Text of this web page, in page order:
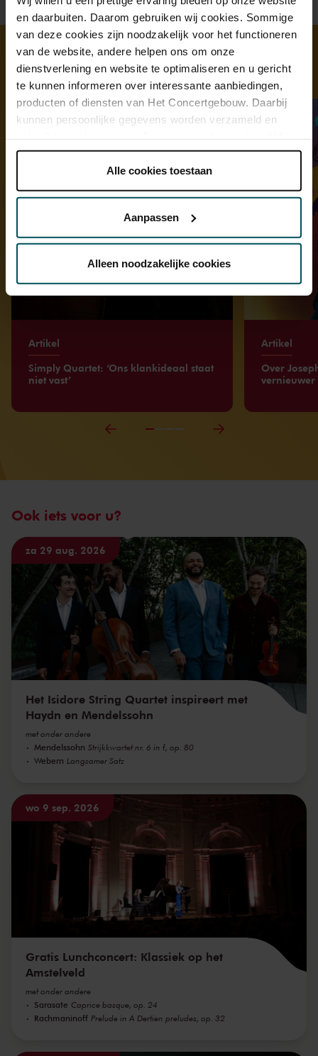
en daarbuiten. Daarom gebruiken wij cookies. Sommige
van deze cookies zijn noodzakelijk voor het functioneren
van de website, andere helpen ons om onze
dienstverlening en website te optimaliseren en u gericht
te kunnen informeren over interessante aanbiedingen,
producten of diensten van Het Concertgebouw. Daarbij
kunnen persoonlijke gegevens worden verzameld en
onder 'aanpassen' zelf welke cookies wij mogen
Lees onze cookieverklaring hier. Lees onze
Via decookieverklaringop onze website kunt u uw
kunnen ontvangen en verwerken.
Alle cookies toestaan
Aanpassen
Alleen noodzakelijke cookies
Ontdek meer
Artikel
Simply Quartet: ‘Ons klankideaal staat
niet vast’
Artikel
Over
vernieuwer
Ook iets voor u?
za 29 aug. 2026
Het Isidore String Quartet inspireert met
Haydn en Mendelssohn
met onder andere
Mendelssohn Strijkkwartet nr. 6 in f, op. 80
Webern Langsamer Satz
wo 9 sep. 2026
Gratis Lunchconcert: Klassiek op het
Amstelveld
met onder andere
Sarasate Caprice basque, op. 24
Rachmaninoff Prelude in A Dertien preludes, op. 32